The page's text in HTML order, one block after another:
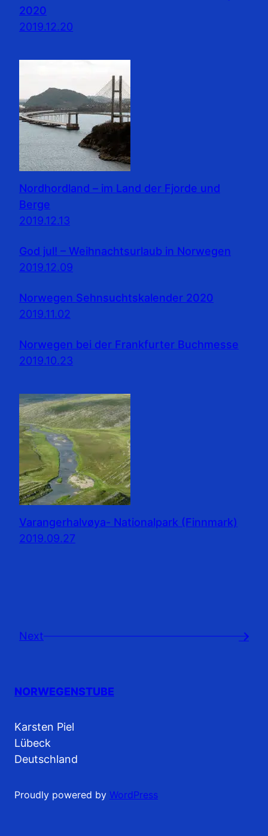
2020
2019.12.20
Nordhordland – im Land der Fjorde und
Berge
2019.12.13
God jul! – Weihnachtsurlaub in Norwegen
2019.12.09
Norwegen Sehnsuchtskalender 2020
2019.11.02
Norwegen bei der Frankfurter Buchmesse
2019.10.23
Varangerhalvøya- Nationalpark (Finnmark)
2019.09.27
Next →
NORWEGENSTUBE
Karsten Piel
Lübeck
Deutschland
Proudly powered by WordPress